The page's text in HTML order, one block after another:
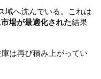
域へ沈んでいる。これは
場が最適化された結果
は再び積み上がってい